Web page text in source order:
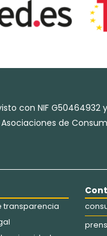
con NIF
de
transparencia